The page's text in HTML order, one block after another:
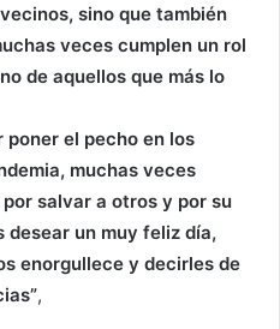
sino que también
veces cumplen un rol
de aquellos que más lo
poner el pecho en los
muchas veces
salvar a otros y por su
un muy feliz día,
enorgullece y decirles de
,